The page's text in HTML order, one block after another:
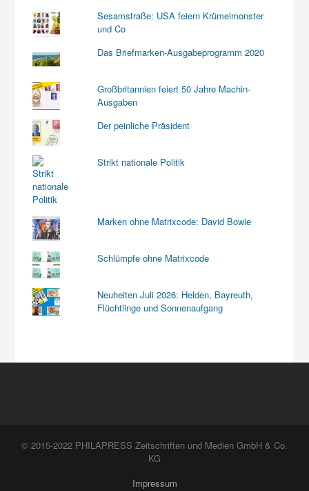
Sesamstraße: USA feiern Krümelmonster
und Co
Das Briefmarken-Ausgabeprogramm 2020
Großbritannien feiert 50 Jahre Machin-
Ausgaben
Der peinliche Präsident
Strikt nationale Politik
Marken ohne Matrixcode: David Bowie
Schlümpfe ohne Matrixcode
Neuheiten Juli 2026: Helden, Bayreuth,
Flüchtlinge und Sonnenaufgang
© 2015-2022 PHILAPRESS Zeitschriften und Medien GmbH & Co.
KG
Impressum